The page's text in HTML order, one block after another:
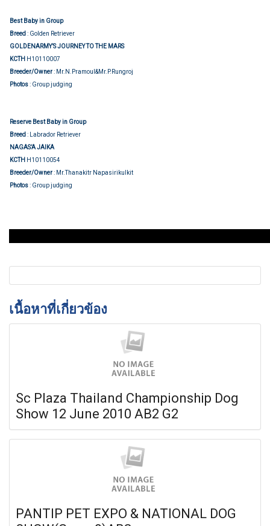
Best Baby in Group
Breed : Golden Retriever
GOLDENARMY’S JOURNEY TO THE MARS
KCTH H10110007
Breeder/Owner: Mr.N.Pramoul&Mr.P.Rungroj
Photos: Group judging
Reserve Best Baby in Group
Breed : Labrador Retriever
NAGAS’A JAIKA
KCTH H10110054
Breeder/Owner: Mr.Thanakitr Napasirikulkit
Photos: Group judging
เนื้อหาที่เกี่ยวข้อง
Sc Plaza Thailand Championship Dog
Show 12 June 2010 AB2 G2
PANTIP PET EXPO & NATIONAL DOG